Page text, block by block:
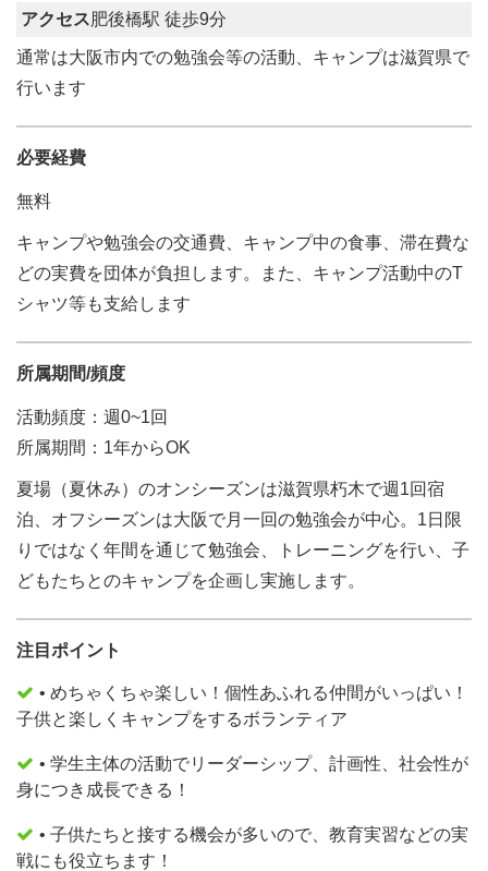
アクセス 肥後橋駅 徒歩9分
通常は大阪市内での勉強会等の活動、キャンプは滋賀県で
行います
必要経費
無料
キャンプや勉強会の交通費、キャンプ中の食事、滞在費な
どの実費を団体が負担します。また、キャンプ活動中のT
シャツ等も支給します
所属期間/頻度
活動頻度：週0~1回
所属期間：1年からOK
夏場（夏休み）のオンシーズンは滋賀県朽木で週1回宿
泊、オフシーズンは大阪で月一回の勉強会が中心。1日限
りではなく年間を通じて勉強会、トレーニングを行い、子
どもたちとのキャンプを企画し実施します。
注目ポイント
• めちゃくちゃ楽しい！個性あふれる仲間がいっぱい！
子供と楽しくキャンプをするボランティア
• 学生主体の活動でリーダーシップ、計画性、社会性が
身につき成長できる！
• 子供たちと接する機会が多いので、教育実習などの実
戦にも役立ちます！